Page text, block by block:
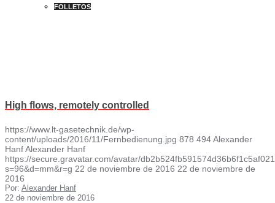
FOLLETOS
High flows, remotely controlled
https://www.lt-gasetechnik.de/wp-
content/uploads/2016/11/Fernbedienung.jpg 878 494Alexander
HanfAlexander Hanf
https://secure.gravatar.com/avatar/
s=96&d=mm&r=g 22 de noviembre de 2016 22 de noviembre de
2016
Por: Alexander Hanf
22 de noviembre de 2016